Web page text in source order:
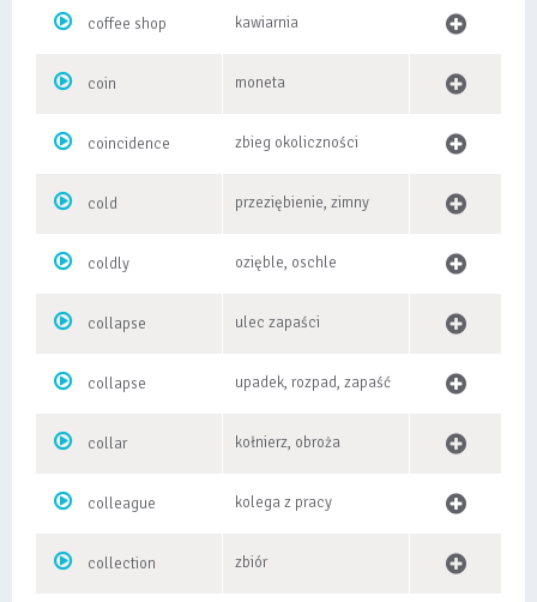
coffee shop kawiarnia
coin moneta
coincidence zbieg okoliczności
cold przeziębienie, zimny
coldly ozięble, oschle
collapse ulec zapaści
collapse upadek, rozpad, zapaść
collar kołnierz, obroża
colleague kolega z pracy
collection zbiór